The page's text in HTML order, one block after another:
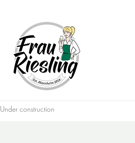
Under construction